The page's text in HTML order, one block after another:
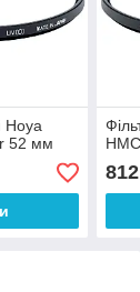
Hoya
52 мм
812